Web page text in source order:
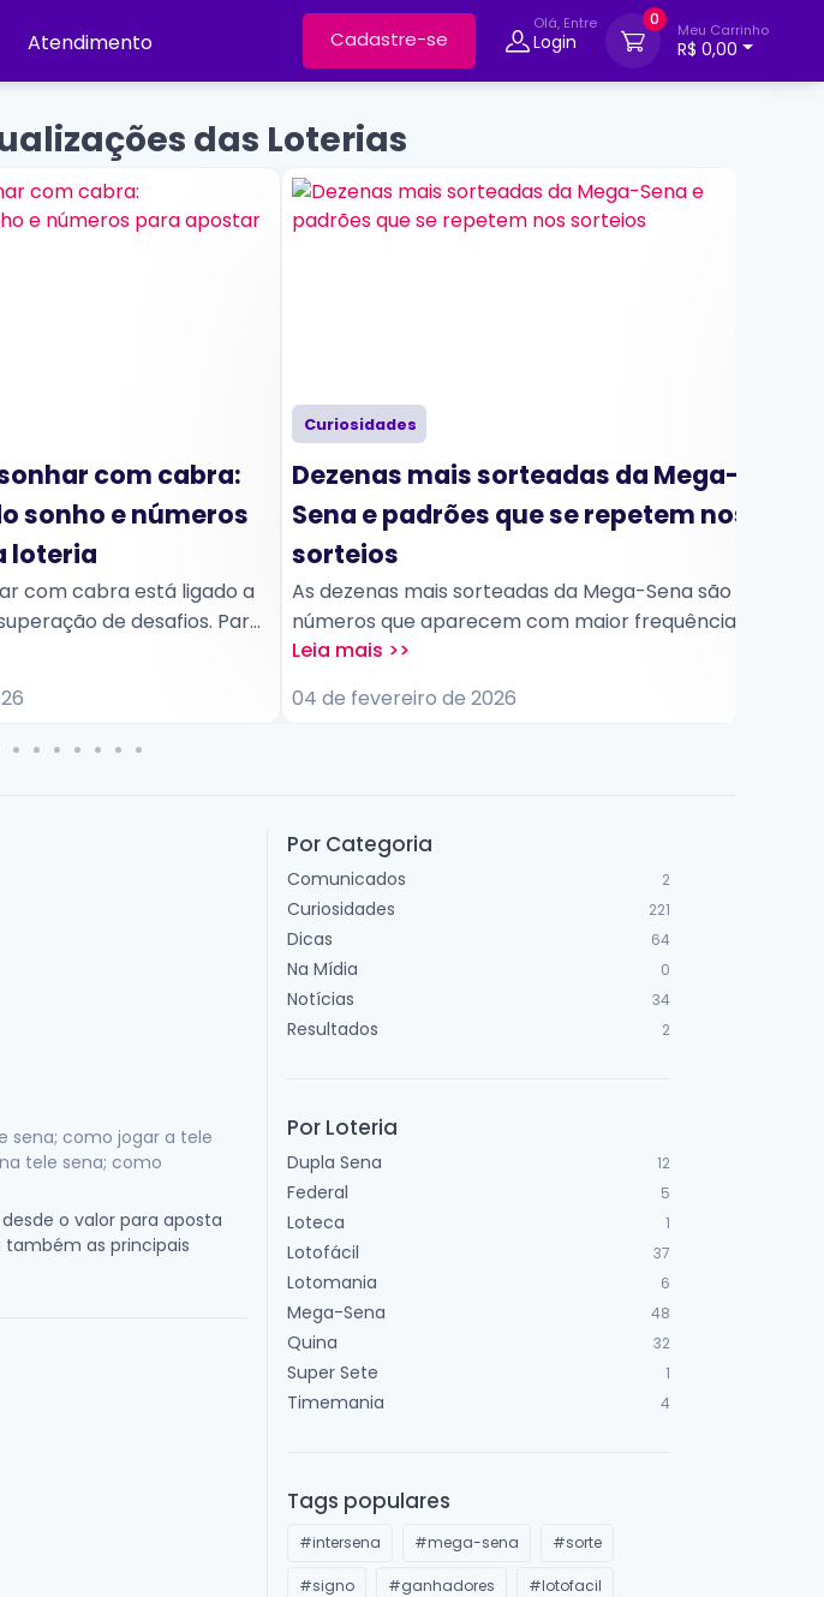
Atendimento Cadastre-se
Olá, Entre
Login
0
Meu Carrinho
R$ 0,00
das Loterias
com cabra:
sonho e números
loteria
com cabra está ligado a
de desafios. Para
ser interpretado
esforço recompensado e
com paciência,
Curiosidades
Dezenas mais sorteadas da Mega-
Sena e padrões que se repetem nos
sorteios
As dezenas mais sorteadas da Mega-Sena são os
números que aparecem com maior frequência
nos sorteios oficiais dessa loteria ao longo do
análises estatísticas e costumam despertar o
04 de fevereiro de 2026
sena; como jogar a tele
tele sena; como
o valor para aposta
as principais
Por Categoria
Comunicados 2
Curiosidades 221
Dicas 64
Na Mídia 0
Notícias 34
Resultados 2
Por Loteria
Dupla Sena 12
Federal 5
Loteca 1
Lotofácil 37
Lotomania 6
Mega-Sena 48
Quina 32
Super Sete 1
Timemania 4
Tags populares
#intersena #mega-sena #sorte
#signo #ganhadores #lotofacil